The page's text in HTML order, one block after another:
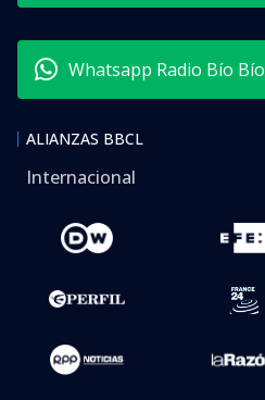
Whatsapp Radio Bío Bío
ALIANZAS BBCL
Internacional